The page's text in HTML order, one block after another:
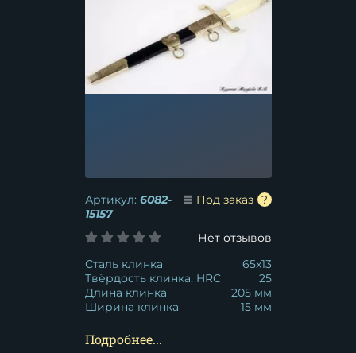
Артикул: 6082-
15157
Под заказ
Нет отзывов
Сталь клинка
65x13
Твёрдость клинка, HRC
25
Длина клинка
205 мм
Ширина клинка
15 мм
Подробнее...